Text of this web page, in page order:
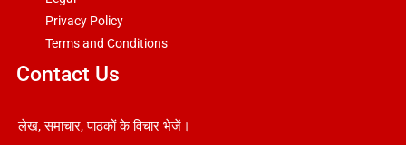
Privacy Policy
Terms and Conditions
Contact Us
लेख, समाचार, पाठकों के विचार भेजें।